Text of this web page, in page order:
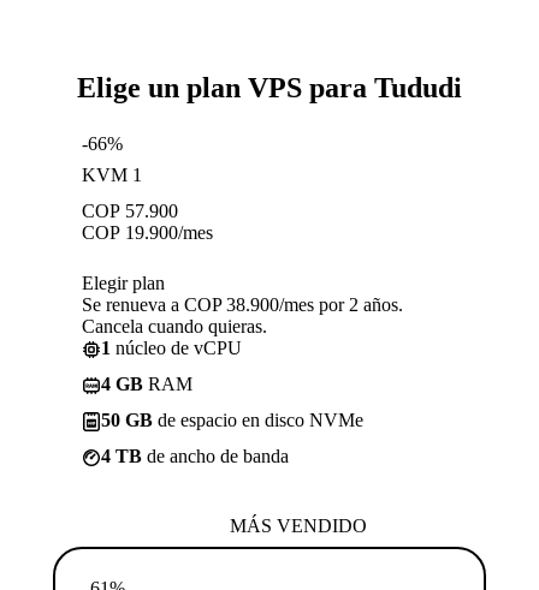
Elige un plan VPS para Tududi
-66%
KVM 1
COP 57.900
COP 19.900/mes
Elegir plan
Se renueva a COP 38.900/mes por 2 años.
Cancela cuando quieras.
1 núcleo de vCPU
4 GB RAM
50 GB de espacio en disco NVMe
4 TB de ancho de banda
MÁS VENDIDO